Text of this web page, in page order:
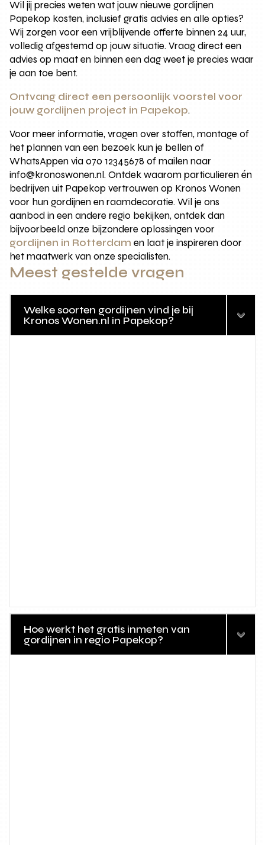
Wil jij precies weten wat jouw nieuwe gordijnen
Papekop kosten, inclusief gratis advies en alle opties?
Wij zorgen voor een vrijblijvende offerte binnen 24 uur,
volledig afgestemd op jouw situatie. Vraag direct een
advies op maat en binnen een dag weet je precies waar
je aan toe bent.
Ontvang direct een persoonlijk voorstel voor
jouw gordijnen project in Papekop.
Voor meer informatie, vragen over stoffen, montage of
het plannen van een bezoek kun je bellen of
WhatsAppen via 070 12345678 of mailen naar
info@kronoswonen.nl. Ontdek waarom particulieren én
bedrijven uit Papekop vertrouwen op Kronos Wonen
voor hun gordijnen en raamdecoratie. Wil je ons
aanbod in een andere regio bekijken, ontdek dan
bijvoorbeeld onze bijzondere oplossingen voor
gordijnen in Rotterdam en laat je inspireren door
het maatwerk van onze specialisten.
Meest gestelde vragen
Welke soorten gordijnen vind je bij
Kronos Wonen.nl in Papekop?
Hoe werkt het gratis inmeten van
gordijnen in regio Papekop?